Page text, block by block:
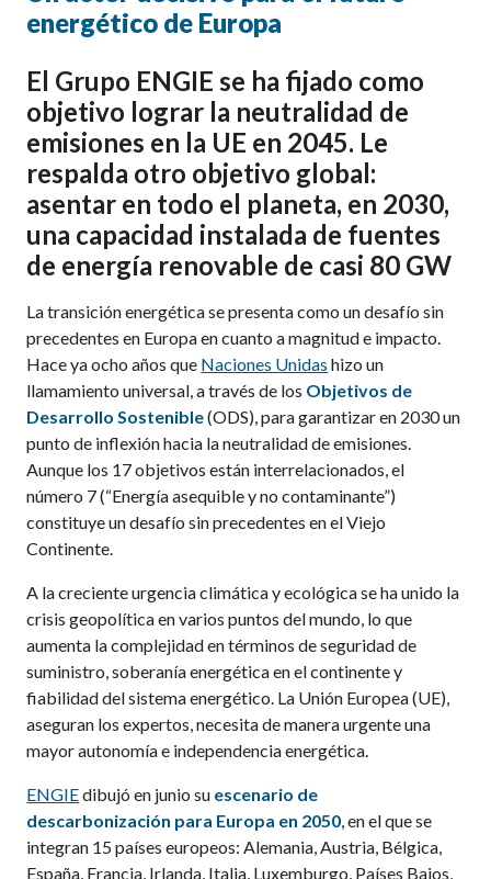
energético de Europa
El Grupo ENGIE se ha fijado como
objetivo lograr la neutralidad de
emisiones en la UE en 2045. Le
respalda otro objetivo global:
asentar en todo el planeta, en 2030,
una capacidad instalada de fuentes
de energía renovable de casi 80 GW
La transición energética se presenta como un desafío sin
precedentes en Europa en cuanto a magnitud e impacto.
Hace ya ocho años que Naciones Unidas hizo un
llamamiento universal, a través de los Objetivos de
Desarrollo Sostenible(ODS), para garantizar en 2030 un
punto de inflexión hacia la neutralidad de emisiones.
Aunque los 17 objetivos están interrelacionados, el
número 7 (“Energía asequible y no contaminante”)
constituye un desafío sin precedentes en el Viejo
Continente.
A la creciente urgencia climática y ecológica se ha unido la
crisis geopolítica en varios puntos del mundo, lo que
aumenta la complejidad en términos de seguridad de
suministro, soberanía energética en el continente y
fiabilidad del sistema energético. La Unión Europea (UE),
aseguran los expertos, necesita de manera urgente una
mayor autonomía e independencia energética.
ENGIEdibujó en junio su escenario de
descarbonización para Europa en 2050, en el que se
integran 15 países europeos: Alemania, Austria, Bélgica,
España, Francia, Irlanda, Italia, Luxemburgo, Países Bajos,